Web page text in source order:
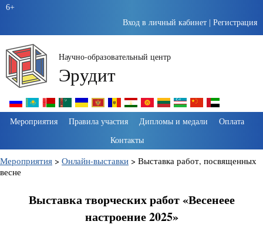
6+
Вход в личный кабинет
Регистрация
Научно-образовательный центр
Эрудит
Пропустить
навигацию
Мероприятия Правила участия Дипломы и медали
Оплата
Контакты
Мероприятия > Онлайн-выставки > Выставка работ, посвященных
весне
Выставка творческих работ «Весенеее
настроение 2025»